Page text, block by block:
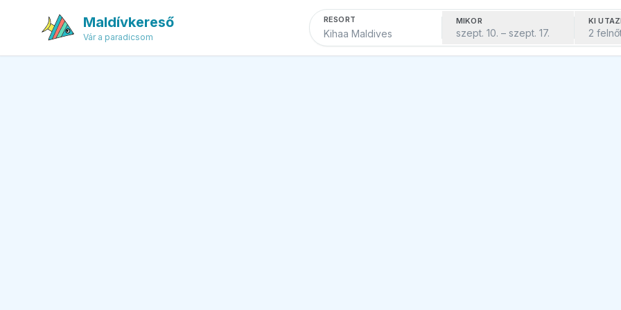
Maldívkereső
Vár a paradicsom
RESORT MIKOR
szept. 10. – szept. 17.
KI
2